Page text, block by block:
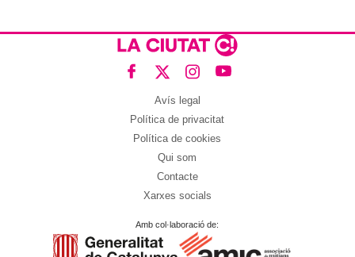
Avís legal
Política de privacitat
Política de cookies
Qui som
Contacte
Xarxes socials
Amb col·laboració de: